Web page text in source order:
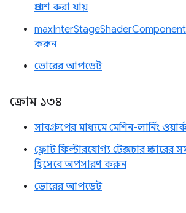
প্রবেশ করা যায়
করুন
ভোরের আপডেট
ক্রোম ১৩৪
সাবগ্রুপের মাধ্যমে মেশিন-লার্নিং
ফ্লোট ফিল্টারযোগ্য টেক্সচার প্রকারের
হিসেবে অপসারণ করুন
ভোরের আপডেট